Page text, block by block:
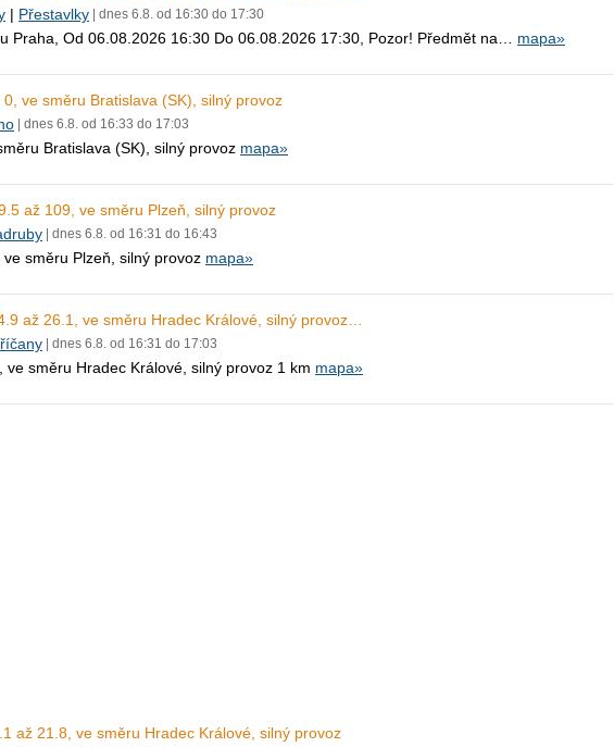
| Přestavlky | dnes 6.8. od 16:30 do 17:30
Praha, Od 06.08.2026 16:30 Do 06.08.2026 17:30, Pozor! Předmět na… mapa»
ve směru Bratislava (SK), silný provoz
| dnes 6.8. od 16:33 do 17:03
Bratislava (SK), silný provoz mapa»
až 109, ve směru Plzeň, silný provoz
| dnes 6.8. od 16:31 do 16:43
směru Plzeň, silný provoz mapa»
až 26.1, ve směru Hradec Králové, silný provoz…
| dnes 6.8. od 16:31 do 17:03
ve směru Hradec Králové, silný provoz 1 km mapa»
až 21.8, ve směru Hradec Králové, silný provoz